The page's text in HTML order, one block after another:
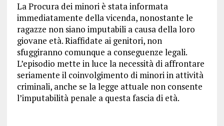
La Procura dei minori è stata informata
immediatamente della vicenda, nonostante le
ragazze non siano imputabili a causa della loro
giovane età. Riaffidate ai genitori, non
sfuggiranno comunque a conseguenze legali.
L’episodio mette in luce la necessità di affrontare
seriamente il coinvolgimento di minori in attività
criminali, anche se la legge attuale non consente
l’imputabilità penale a questa fascia di età.